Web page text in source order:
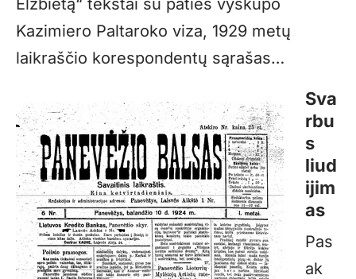
Elžbietą“ tekstai su paties vyskupo
Kazimiero Paltaroko viza, 1929 metų
laikraščio korespondentų sąrašas…
Sva
rbu
s
liud
ijim
as
Pas
ak